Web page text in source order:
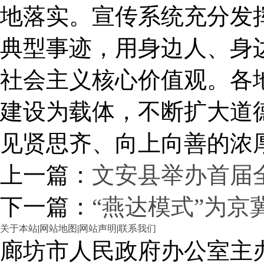
地落实。宣传系统充分发
典型事迹，用身边人、身
社会主义核心价值观。各
建设为载体，不断扩大道
见贤思齐、向上向善的浓
上一篇： 文安县举办首届
下一篇： “燕达模式”为京
关于本站|网站地图 |网站声明|联系我们
廊坊市人民政府办公室